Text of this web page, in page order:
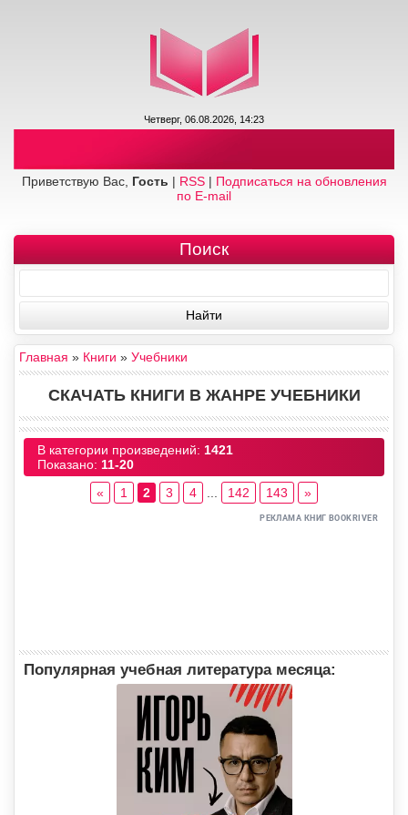
Четверг, 06.08.2026, 14:23
Приветствую Вас, Гость | RSS| Подписаться на обновления
по E-mail
Поиск
Главная » Книги » Учебники
СКАЧАТЬ КНИГИ В ЖАНРЕ УЧЕБНИКИ
В категории произведений: 1421
Показано: 11-20
«
1 2 3 4 142 143 »
Популярная учебная литература месяца: